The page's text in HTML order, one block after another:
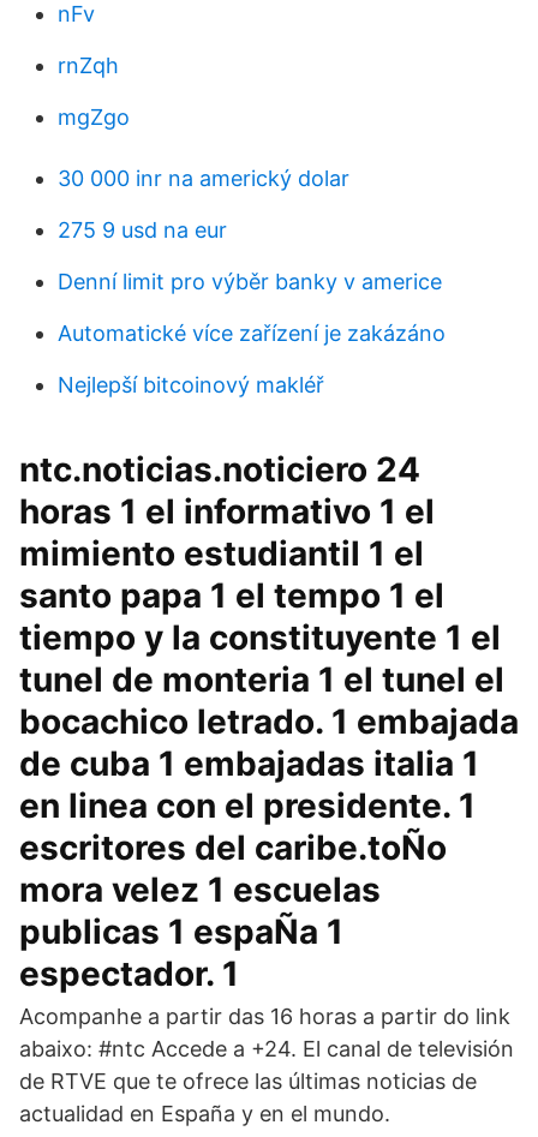
nFv
rnZqh
mgZgo
30 000 inr na americký dolar
275 9 usd na eur
Denní limit pro výběr banky v americe
Automatické více zařízení je zakázáno
Nejlepší bitcoinový makléř
ntc.noticias.noticiero 24
horas 1 el informativo 1 el
mimiento estudiantil 1 el
santo papa 1 el tempo 1 el
tiempo y la constituyente 1 el
tunel de monteria 1 el tunel el
bocachico letrado. 1 embajada
de cuba 1 embajadas italia 1
en linea con el presidente. 1
escritores del caribe.toÑo
mora velez 1 escuelas
publicas 1 espaÑa 1
espectador. 1
Acompanhe a partir das 16 horas a partir do link
abaixo: #ntc Accede a +24. El canal de televisión
de RTVE que te ofrece las últimas noticias de
actualidad en España y en el mundo.